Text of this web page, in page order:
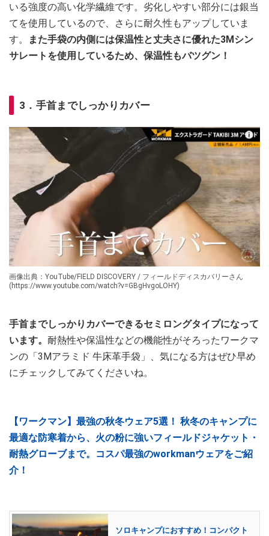
いる強度の高い化学繊維です。劣化しやすい部分には銀当
てを使用しているので、さらに耐久性もアップしていま
す。
また手袋の内側には保温性と丈夫さに優れた3Mシン
サレートを使用しているため、保温性もバツグン！
3．手首までしっかりカバー
画像出典：YouTube/FIELD DISCOVERY / フィールドディスカバリーさん
(https://www.youtube.com/watch?v=GBgHvgoLOHY)
手首までしっかりカバーできるセミロングタイプになって
います。 耐熱性や保温性などの機能性がそろったワークマ
ンの「3Mアラミド 牛床革手袋」、気になる方はぜひ早め
にチェックしてみてくださいね。
【ワークマン】最強の秋冬ウェア5選！ 秋冬のキャンプに
最適な防寒着から、火の粉に強いフィールドジャケット・
耐熱グローブまで。コスパ最強のworkmanウェアをご紹
介！
ソロキャンプにおすすめ！コンパクト